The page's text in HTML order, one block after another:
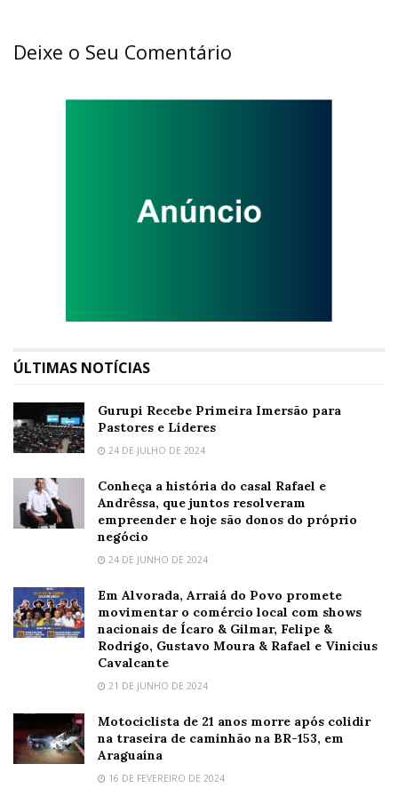
Deixe o Seu Comentário
ÚLTIMAS NOTÍCIAS
Gurupi Recebe Primeira Imersão para
Pastores e Líderes
24 DE JULHO DE 2024
Conheça a história do casal Rafael e
Andrêssa, que juntos resolveram
empreender e hoje são donos do próprio
negócio
24 DE JUNHO DE 2024
Em Alvorada, Arraiá do Povo promete
movimentar o comércio local com shows
nacionais de Ícaro & Gilmar, Felipe &
Rodrigo, Gustavo Moura & Rafael e Vinicius
Cavalcante
21 DE JUNHO DE 2024
Motociclista de 21 anos morre após colidir
na traseira de caminhão na BR-153, em
Araguaína
16 DE FEVEREIRO DE 2024